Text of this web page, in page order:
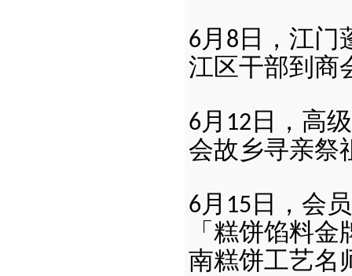
6月 8 日，江门
江区干部到商
6月 12 日，高
会故乡寻亲祭
6月 15 日，会
「糕饼馅料
南糕饼工艺名